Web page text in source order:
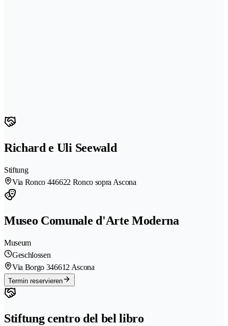
Richard e Uli Seewald
Stiftung
Via Ronco 446622 Ronco sopra Ascona
Museo Comunale d'Arte Moderna
Museum
Geschlossen
Via Borgo 346612 Ascona
Termin reservieren
Stiftung centro del bel libro